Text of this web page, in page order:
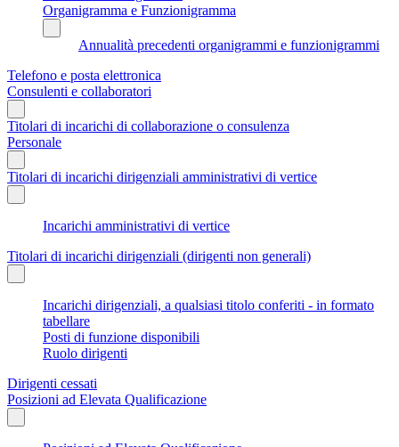
Organigramma e Funzionigramma
Annualità precedenti organigrammi e funzionigrammi
Telefono e posta elettronica
Consulenti e collaboratori
Titolari di incarichi di collaborazione o consulenza
Personale
Titolari di incarichi dirigenziali amministrativi di vertice
Incarichi amministrativi di vertice
Titolari di incarichi dirigenziali (dirigenti non generali)
Incarichi dirigenziali, a qualsiasi titolo conferiti - in formato
tabellare
Posti di funzione disponibili
Ruolo dirigenti
Dirigenti cessati
Posizioni ad Elevata Qualificazione